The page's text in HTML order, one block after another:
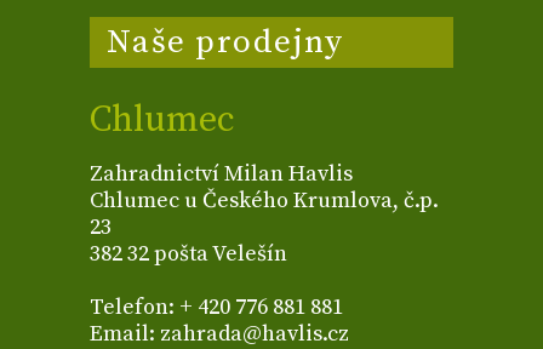
Naše prodejny
Chlumec
Zahradnictví Milan Havlis
Chlumec u Českého Krumlova, č.p.
23
382 32 pošta Velešín
Telefon: + 420 776 881 881
Email: zahrada@havlis.cz